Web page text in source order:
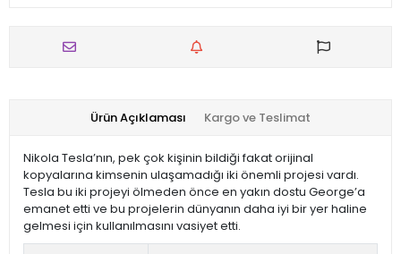
Ürün Açıklaması Kargo ve Teslimat
Nikola Tesla’nın, pek çok kişinin bildiği fakat orijinal
kopyalarına kimsenin ulaşamadığı iki önemli projesi vardı.
Tesla bu iki projeyi ölmeden önce en yakın dostu George’a
emanet etti ve bu projelerin dünyanın daha iyi bir yer haline
gelmesi için kullanılmasını vasiyet etti.